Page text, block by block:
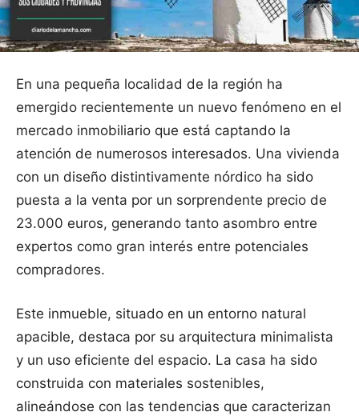
En una pequeña localidad de la región ha
emergido recientemente un nuevo fenómeno en el
mercado inmobiliario que está captando la
atención de numerosos interesados. Una vivienda
con un diseño distintivamente nórdico ha sido
puesta a la venta por un sorprendente precio de
23.000 euros, generando tanto asombro entre
expertos como gran interés entre potenciales
compradores.
Este inmueble, situado en un entorno natural
apacible, destaca por su arquitectura minimalista
y un uso eficiente del espacio. La casa ha sido
construida con materiales sostenibles,
alineándose con las tendencias que caracterizan